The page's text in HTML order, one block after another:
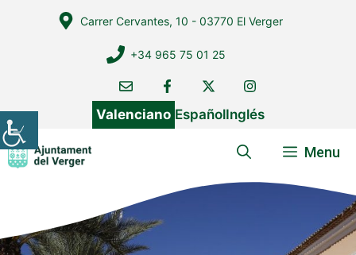
Carrer Cervantes, 10 - 03770 El Verger
+34 965 75 01 25
Valenciano EspañolInglés
Menu